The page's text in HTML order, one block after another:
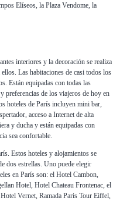
Elíseos, la Plaza Vendome, la
interiores y la decoración se realiza
Las habitaciones de casi todos los
Están equipadas con todas las
preferencias de los viajeros de hoy en
hoteles de París incluyen mini bar,
acceso a Internet de alta
y ducha y están equipadas con
sea confortable.
Estos hoteles y alojamientos se
dos estrellas. Uno puede elegir
en París son: el Hotel Cambon,
Hotel, Hotel Chateau Frontenac, el
Vernet, Ramada Paris Tour Eiffel,